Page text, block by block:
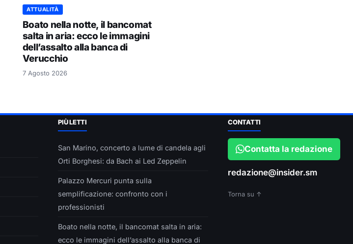
ATTUALITÀ
Boato nella notte, il bancomat
salta in aria: ecco le immagini
dell’assalto alla banca di
Verucchio
7 Agosto 2026
PIÙ LETTI
San Marino, concerto a lume di candela agli
Orti Borghesi: da Bach ai Led Zeppelin
Palazzo Mercuri punta sulla
semplificazione: confronto con i
professionisti
Boato nella notte, il bancomat salta in aria:
ecco le immagini dell’assalto alla banca di
CONTATTI
Contatta la redazione
redazione@insider.sm
Torna su ↑